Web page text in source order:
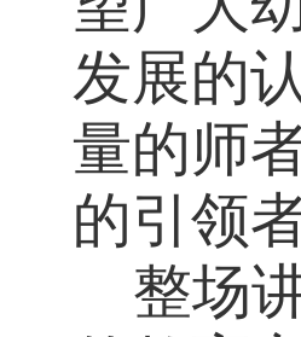
发展的
量的师
的引领
整场